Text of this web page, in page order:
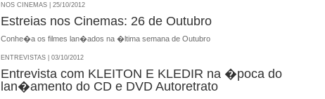
NOS CINEMAS | 25/10/2012
Estreias nos Cinemas: 26 de Outubro
Conhe�a os filmes lan�ados na �ltima semana de Outubro
ENTREVISTAS | 03/10/2012
Entrevista com KLEITON E KLEDIR na �poca do
lan�amento do CD e DVD Autoretrato